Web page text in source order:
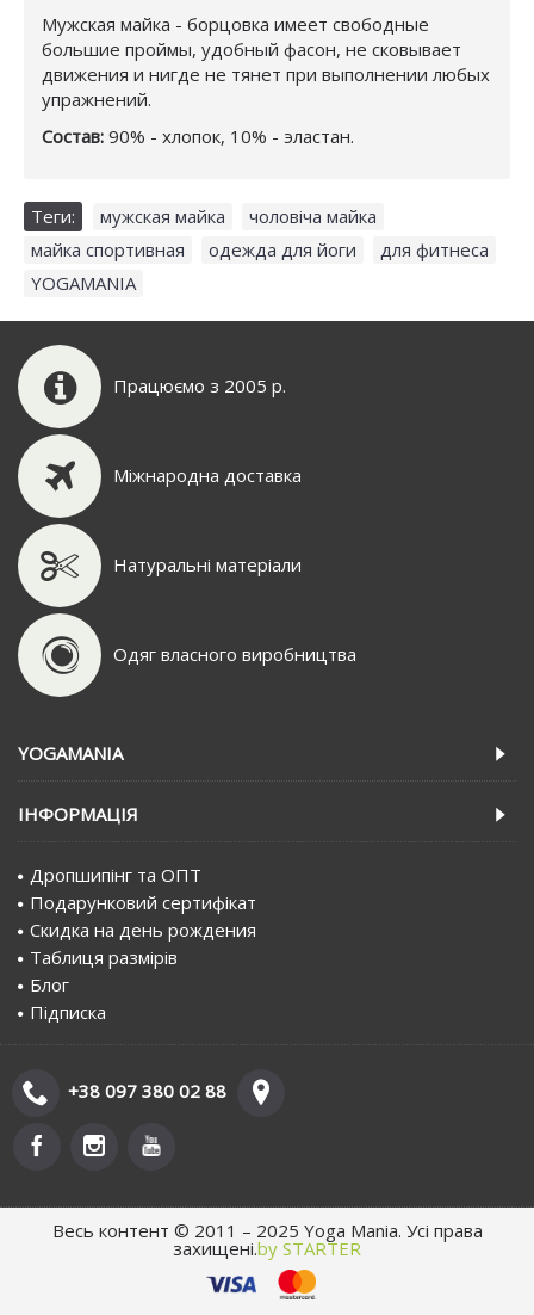
Мужская майка - борцовка имеет свободные
большие проймы, удобный фасон, не сковывает
движения и нигде не тянет при выполнении любых
упражнений.
Состав: 90% - хлопок, 10% - эластан.
Теги: мужская майка чоловіча майка
майка спортивная
одежда для йоги для фитнеса
YOGAMANIA
Працюємо з 2005 р.
Міжнародна доставка
Натуральні матеріали
Одяг власного виробництва
YOGAMANIA
IНФОРМАЦIЯ
Дропшипінг та ОПТ
Подарунковий сертифiкат
Скидка на день рождения
Таблиця размірів
Блог
Пiдписка
+38 097 380 02 88
Весь контент © 2011 – 2025 Yoga Mania. Усі права
захищені.by STARTER